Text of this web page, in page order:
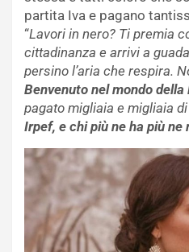
partita Iva e pagano
“Lavori in nero? Ti premia
cittadinanza e arrivi a
persino l’aria che respira.
Benvenuto nel mondo
pagato migliaia e migliaia
Irpef, e chi più ne ha più ne